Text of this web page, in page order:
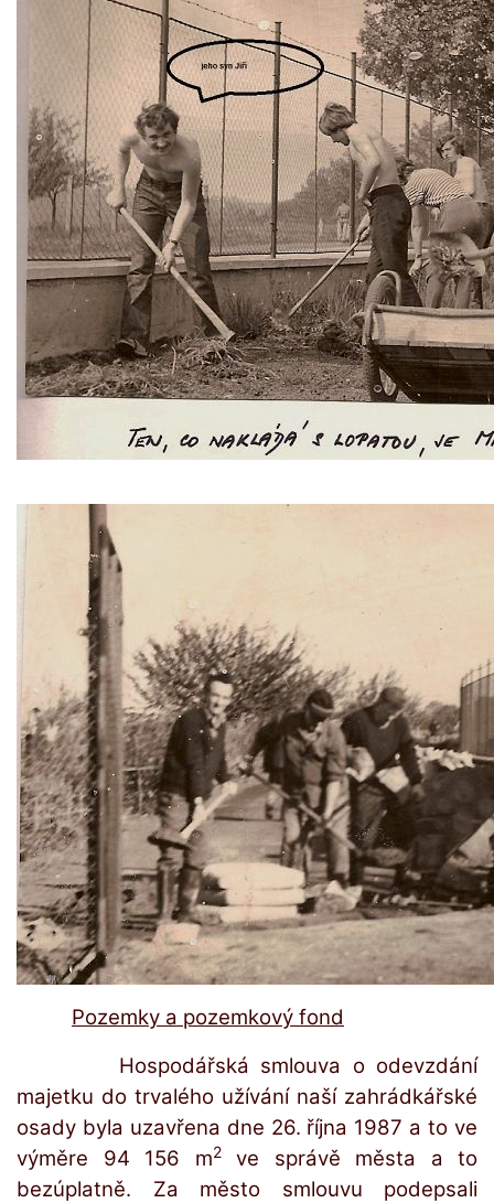
Pozemky a pozemkový fond
Hospodářská smlouva o odevzdání
majetku do trvalého užívání naší zahrádkářské
osady byla uzavřena dne 26. října 1987 a to ve
výměre 94 156 m2ve správě města a to
bezúplatně. Za město smlouvu podepsali